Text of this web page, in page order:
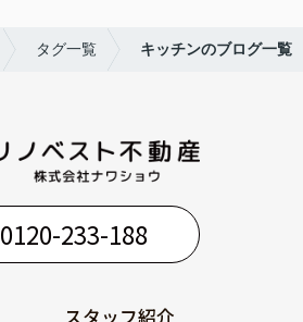
タグ一覧 キッチンのブログ一覧
0120-233-188
スタッフ紹介